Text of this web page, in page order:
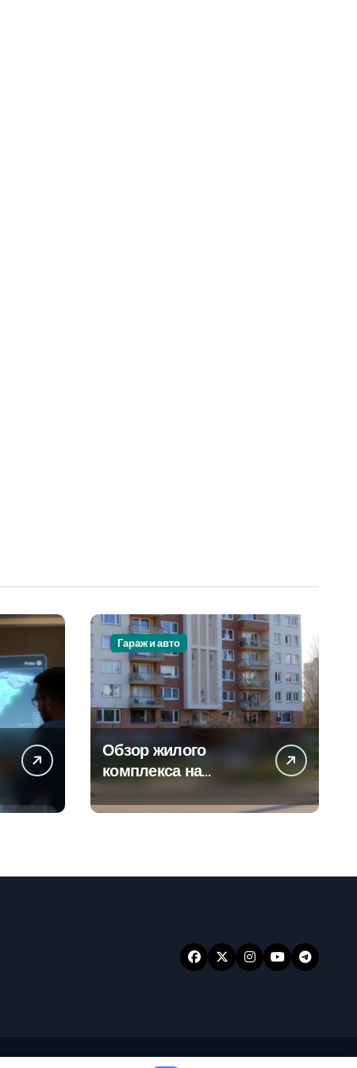
Гараж и авто
Обзор жилого
комплекса на
24